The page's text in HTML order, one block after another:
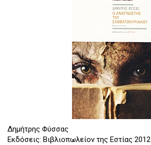
Δημήτρης Φύσσας
Εκδόσεις: Βιβλιοπωλείον της Εστίας 2012